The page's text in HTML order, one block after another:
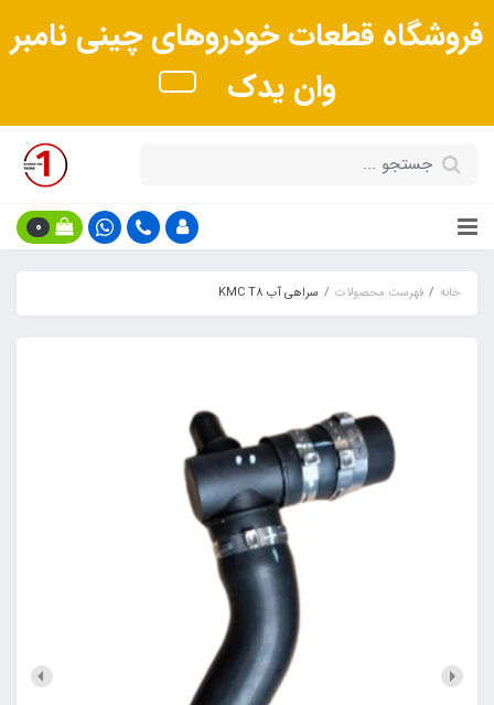
فروشگاه قطعات خودروهای چینی نامبر
وان یدک
0
خانه فهرست محصولات سراهی آب KMC T8